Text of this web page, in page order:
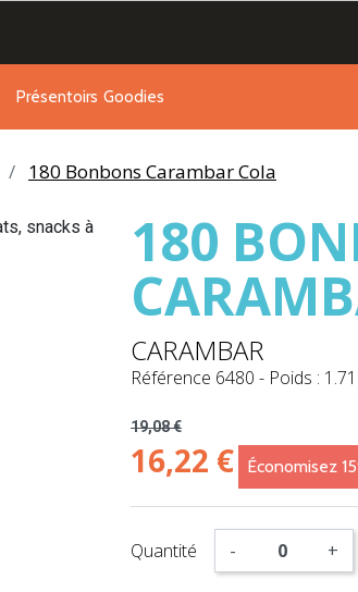
Présentoirs Goodies
180 Bonbons Carambar Cola
180
CARAMBAR
Référence 6480 - Poids :
19,08 €
16,22 € Économisez
Quantité - +